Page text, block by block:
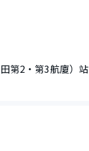
第2・第3航廈）站